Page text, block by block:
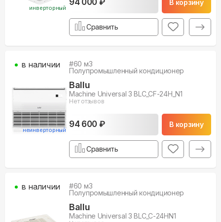
инверторный
94 000 ₽ В корзину
Сравнить
неинверторный
#60 м3
Полупромышленный кондиционер
Ballu
Machine Universal 3 BLC_CF-24H_N1
Нет отзывов
94 600 ₽ В корзину
в наличии
Сравнить
#60 м3
Полупромышленный кондиционер
Ballu
Machine Universal 3 BLC_C-24HN1
в наличии